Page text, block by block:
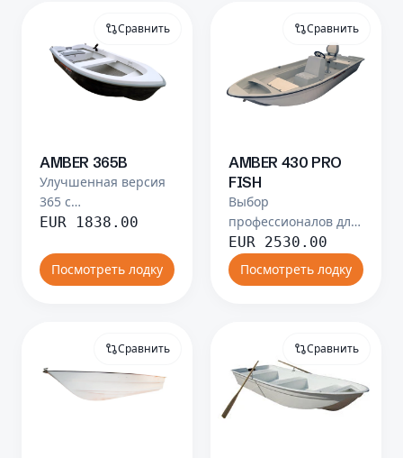
Сравнить
AMBER 365B
Улучшенная версия
365 с
дополнительным
EUR 1838.00
Посмотреть лодку
Сравнить
AMBER 430 PRO
FISH
Выбор
профессионалов для
серьёзной рыбалки.
EUR
2530.00
Посмотреть лодку
Сравнить Сравнить